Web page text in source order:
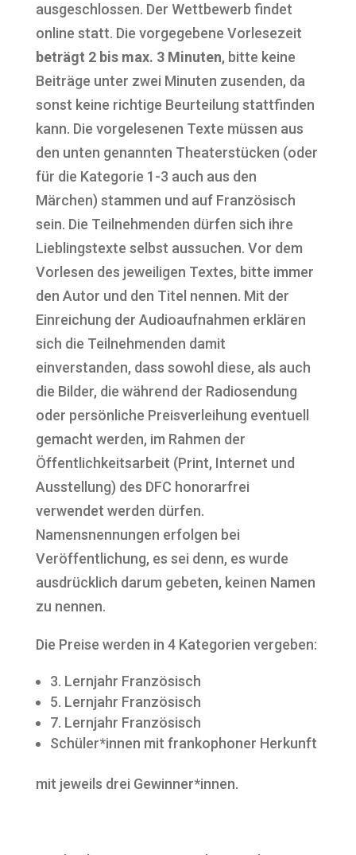
ausgeschlossen. Der Wettbewerb findet
online statt. Die vorgegebene Vorlesezeit
beträgt 2 bis max. 3 Minuten, bitte keine
Beiträge unter zwei Minuten zusenden, da
sonst keine richtige Beurteilung stattfinden
kann. Die vorgelesenen Texte müssen aus
den unten genannten Theaterstücken (oder
für die Kategorie 1-3 auch aus den
Märchen) stammen und auf Französisch
sein. Die Teilnehmenden dürfen sich ihre
Lieblingstexte selbst aussuchen. Vor dem
Vorlesen des jeweiligen Textes, bitte immer
den Autor und den Titel nennen. Mit der
Einreichung der Audioaufnahmen erklären
sich die Teilnehmenden damit
einverstanden, dass sowohl diese, als auch
die Bilder, die während der Radiosendung
oder persönliche Preisverleihung eventuell
gemacht werden, im Rahmen der
Öffentlichkeitsarbeit (Print, Internet und
Ausstellung) des DFC honorarfrei
verwendet werden dürfen.
Namensnennungen erfolgen bei
Veröffentlichung, es sei denn, es wurde
ausdrücklich darum gebeten, keinen Namen
zu nennen.
Die Preise werden in 4 Kategorien vergeben:
3. Lernjahr Französisch
5. Lernjahr Französisch
7. Lernjahr Französisch
Schüler*innen mit frankophoner Herkunft
mit jeweils drei Gewinner*innen.